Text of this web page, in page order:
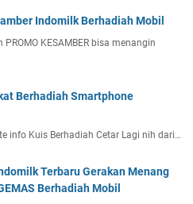
Indomilk Berhadiah Mobil
PROMO KESAMBER bisa menangin
Berhadiah Smartphone
info Kuis Berhadiah Cetar Lagi nih dari…
Terbaru Gerakan Menang
Berhadiah Mobil